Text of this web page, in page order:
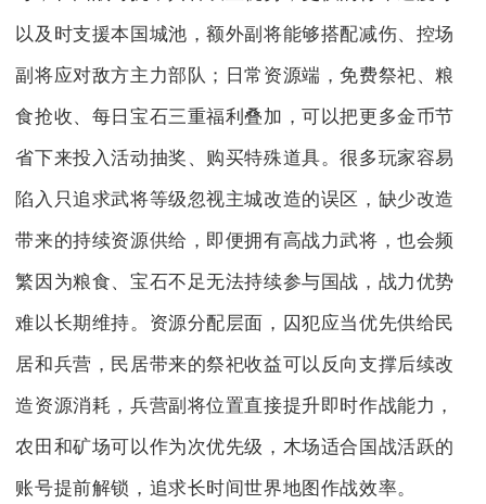
以及时支援本国城池，额外副将能够搭配减伤、控场
副将应对敌方主力部队；日常资源端，免费祭祀、粮
食抢收、每日宝石三重福利叠加，可以把更多金币节
省下来投入活动抽奖、购买特殊道具。很多玩家容易
陷入只追求武将等级忽视主城改造的误区，缺少改造
带来的持续资源供给，即便拥有高战力武将，也会频
繁因为粮食、宝石不足无法持续参与国战，战力优势
难以长期维持。资源分配层面，囚犯应当优先供给民
居和兵营，民居带来的祭祀收益可以反向支撑后续改
造资源消耗，兵营副将位置直接提升即时作战能力，
农田和矿场可以作为次优先级，木场适合国战活跃的
账号提前解锁，追求长时间世界地图作战效率。